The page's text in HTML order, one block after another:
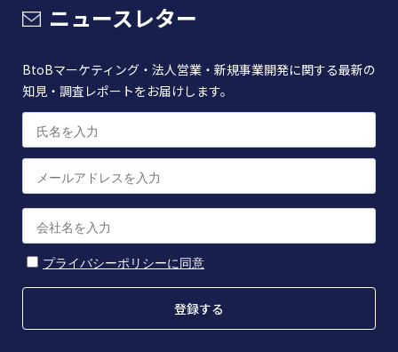
ニュースレター
BtoBマーケティング・法人営業・新規事業開発に関する最新の
知見・調査レポートをお届けします。